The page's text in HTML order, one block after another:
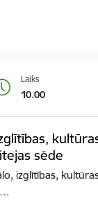
Laiks
10.00
sēde
izglītības,